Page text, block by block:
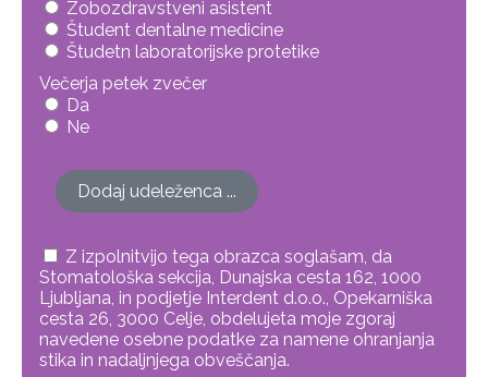
Zobozdravstveni asistent
Študent dentalne medicine
Študetn laboratorijske protetike
Večerja petek zvečer
Da
Ne
Dodaj udeleženca ...
Z izpolnitvijo tega obrazca soglašam, da
Stomatološka sekcija, Dunajska cesta 162, 1000
Ljubljana, in podjetje Interdent d.o.o., Opekarniška
cesta 26, 3000 Celje, obdelujeta moje zgoraj
navedene osebne podatke za namene ohranjanja
stika in nadaljnjega obveščanja.